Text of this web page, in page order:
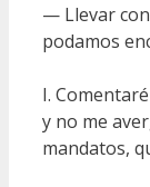
— Llevar
podamos
I.
y no me
mandatos,